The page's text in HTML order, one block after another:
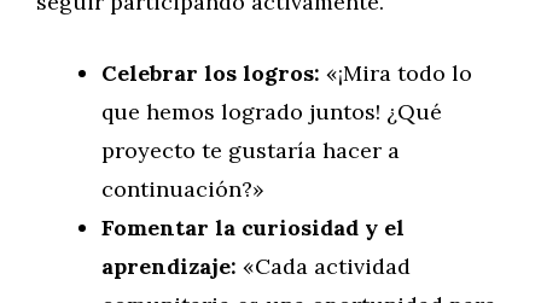
Celebrar los logros: «¡Mira todo lo
que hemos logrado juntos! ¿Qué
proyecto te gustaría hacer a
continuación?»
Fomentar la curiosidad y el
aprendizaje: «Cada actividad